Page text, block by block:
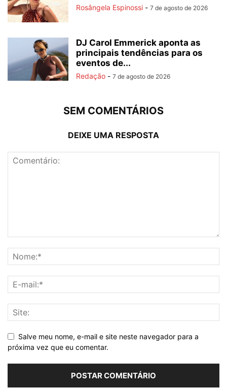
Rosângela Espinossi - 7 de agosto de 2026
DJ Carol Emmerick aponta as
principais tendências para os
eventos de...
Redação - 7 de agosto de 2026
SEM COMENTÁRIOS
DEIXE UMA RESPOSTA
Salve meu nome, e-mail e site neste navegador para a
próxima vez que eu comentar.